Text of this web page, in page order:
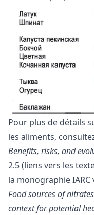
Pour plus de détails
les aliments,
Benefits, risks, and
2.5 (liens vers les
la monographie IARC
Food sources of
context for potential